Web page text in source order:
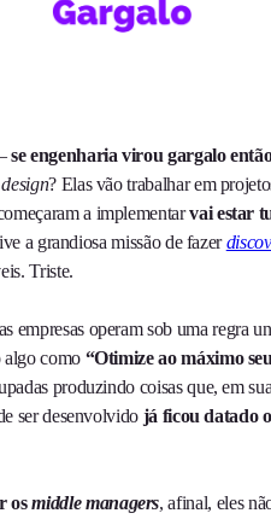
se engenharia virou gargalo
design? Elas vão trabalhar em
a implementarvai estar
a grandiosa missão de fazer
Triste.
empresas operam sob uma regra
algo como “Otimize ao máximo
produzindo coisas que, em
ser desenvolvido já ficou datado
osmiddle managers, afinal, eles